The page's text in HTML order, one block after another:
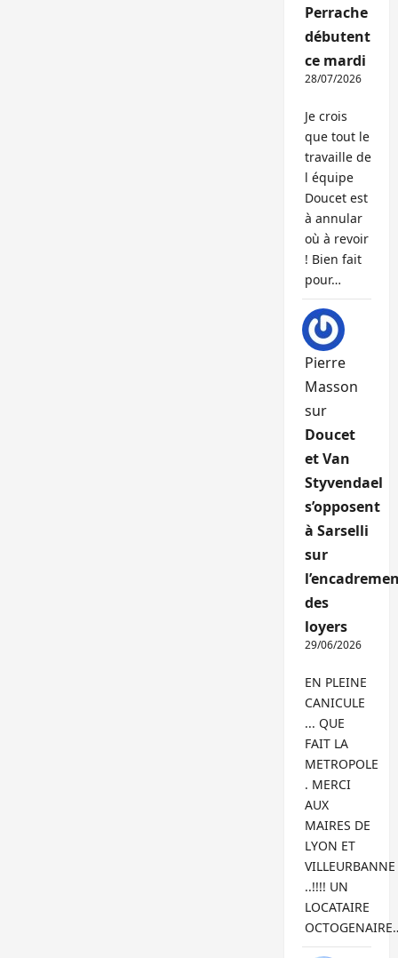
Perrache
débutent
ce mardi
28/07/2026
Je crois
que tout le
travaille de
l équipe
Doucet est
à annular
où à revoir
! Bien fait
pour…
Pierre
Masson
sur
Doucet
et Van
Styvendael
s’opposent
à Sarselli
sur
des
loyers
29/06/2026
EN PLEINE
CANICULE
... QUE
FAIT LA
METROPOLE
. MERCI
AUX
MAIRES DE
LYON ET
VILLEURBANNE
..!!!! UN
LOCATAIRE